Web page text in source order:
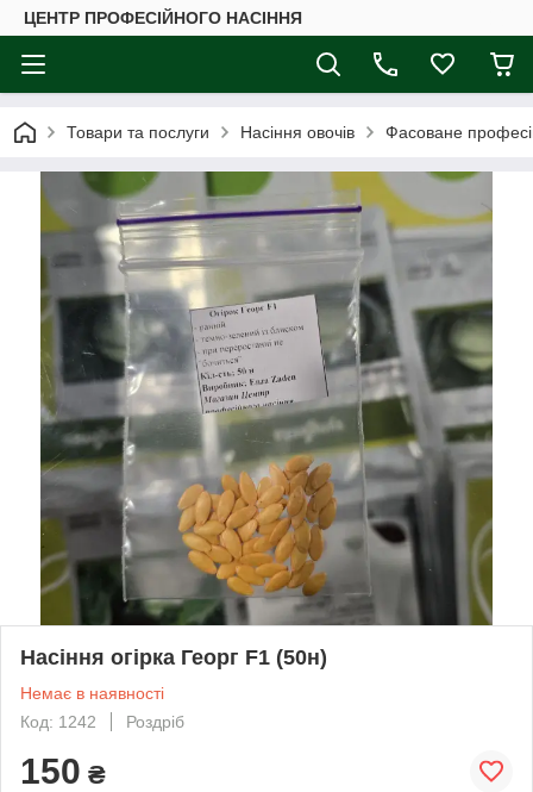
ЦЕНТР ПРОФЕСІЙНОГО НАСІННЯ
Товари та послуги Насіння овочів Фасоване
Насіння огірка Георг F1 (50н)
Немає в наявності
Код: 1242
Роздріб
150 ₴